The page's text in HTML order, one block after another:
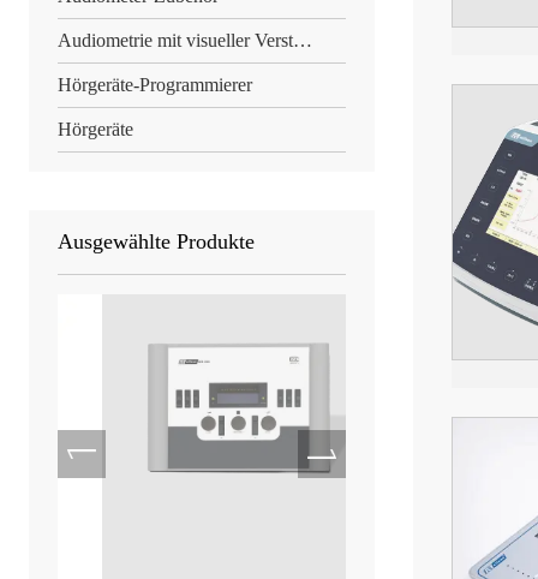
Audiometrie mit visueller Verstärkung
Hörgeräte-Programmierer
Hörgeräte
Ausgewählte Produkte